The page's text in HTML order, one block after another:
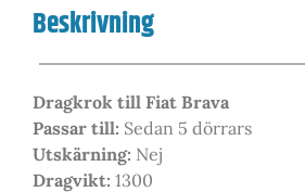
Beskrivning
Dragkrok till Fiat Brava
Passar till: Sedan 5 dörrars
Utskärning: Nej
Dragvikt: 1300